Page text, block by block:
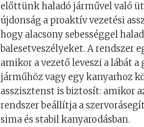
előttünk haladó járművel való
újdonság a proaktív vezetési
hogy alacsony sebességgel
balesetveszélyeket. A rendszer
amikor a vezető leveszi a lábát
járműhöz vagy egy kanyarhoz
asszisztenst is biztosít: amikor
rendszer beállítja a
sima és stabil kanyarodásban.